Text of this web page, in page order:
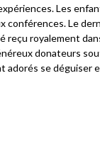
Les
conférences. Le
reçu royalement
donateurs
adorés se déguiser